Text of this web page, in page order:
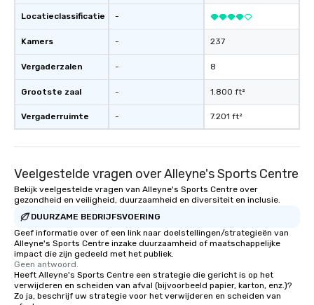
Locatieclassificatie
Kamers
Vergaderzalen
Grootste zaal
Vergaderruimte
-
-
-
-
-
237
8
1.800 ft²
7.201 ft²
Veelgestelde vragen over Alleyne's Sports Centre
Bekijk veelgestelde vragen van Alleyne's Sports Centre over
gezondheid en veiligheid, duurzaamheid en diversiteit en inclusie.
DUURZAME BEDRIJFSVOERING
Geef informatie over of een link naar doelstellingen/strategieën van
Alleyne's Sports Centre inzake duurzaamheid of maatschappelijke
impact die zijn gedeeld met het publiek.
Geen antwoord.
Heeft Alleyne's Sports Centre een strategie die gericht is op het
verwijderen en scheiden van afval (bijvoorbeeld papier, karton, enz.)?
Zo ja, beschrijf uw strategie voor het verwijderen en scheiden van